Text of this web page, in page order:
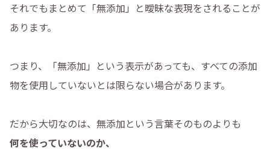
それでもまとめて「無添加」と曖昧な表現をされることが
あります。
つまり、「無添加」という表示があっても、すべての添加
物を使用していないとは限らない場合があります。
だから大切なのは、無添加という言葉そのものよりも
何を使っていないのか、